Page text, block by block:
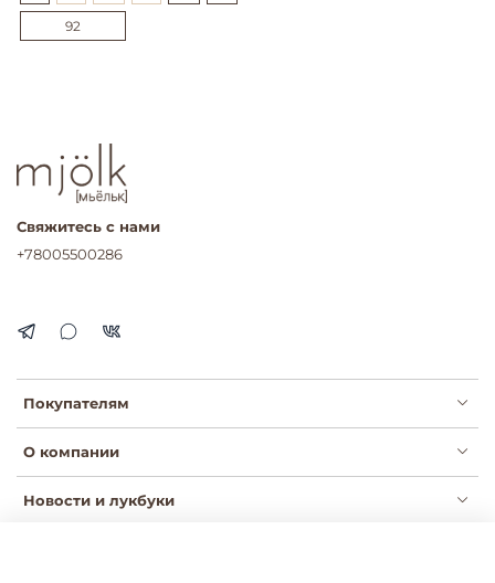
92
Покупателям
О компании
Новости и лукбуки
Свяжитесь с нами
+78005500286